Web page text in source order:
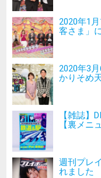
2020年1
客さま」
2020年3
かりそめ
【雑誌】
【裏メニ
週刊プレ
れました